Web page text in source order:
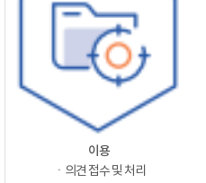
이용
ㆍ의견 접수 및 처리